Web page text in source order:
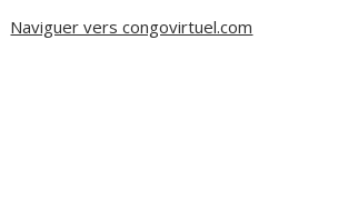
Naviguer vers congovirtuel.com